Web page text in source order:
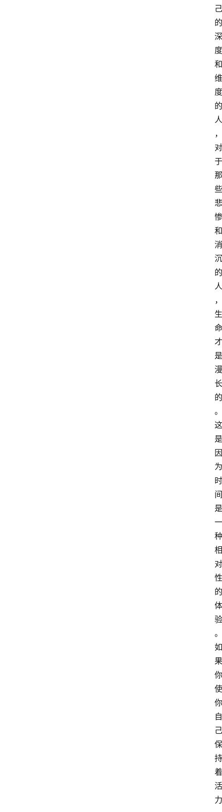
己
的
深
度
和
维
度
的
人
，
对
于
那
些
悲
惨
和
消
沉
的
人
，
生
命
才
是
漫
长
的
。
这
是
因
为
时
间
是
一
种
相
对
性
的
体
验
。
如
果
你
使
你
自
己
保
持
着
活
力